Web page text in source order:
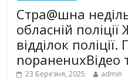
Стра@шна
обласній
відділок
nораненuхВідео
23 Березня, 2025 admin